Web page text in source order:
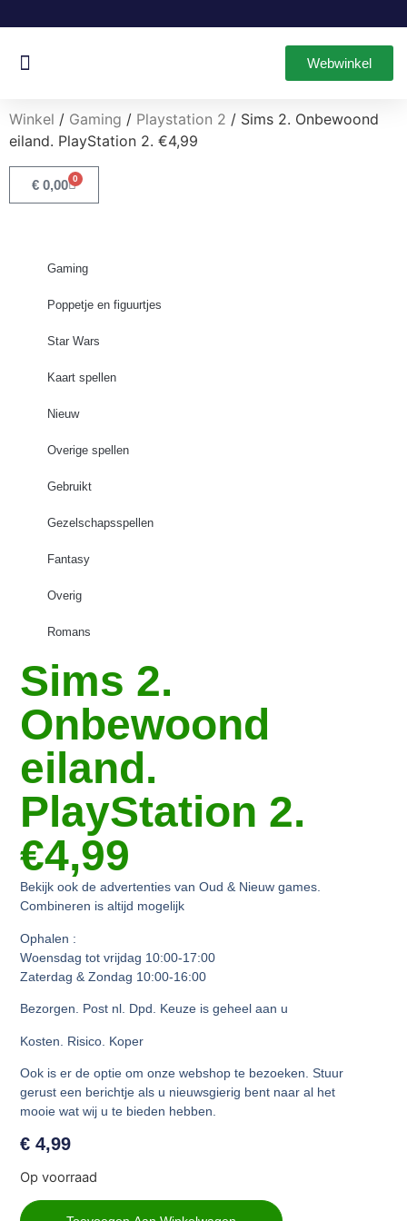
Webwinkel
Winkel / Gaming / Playstation 2 / Sims 2. Onbewoond
eiland. PlayStation 2. €4,99
€ 0,00 0
Gaming
Poppetje en figuurtjes
Star Wars
Kaart spellen
Nieuw
Overige spellen
Gebruikt
Gezelschapsspellen
Fantasy
Overig
Romans
Sims 2.
Onbewoond
eiland.
PlayStation 2.
€4,99
Bekijk ook de advertenties van Oud & Nieuw games.
Combineren is altijd mogelijk
Ophalen :
Woensdag tot vrijdag 10:00-17:00
Zaterdag & Zondag 10:00-16:00
Bezorgen. Post nl. Dpd. Keuze is geheel aan u
Kosten. Risico. Koper
Ook is er de optie om onze webshop te bezoeken. Stuur
gerust een berichtje als u nieuwsgierig bent naar al het
mooie wat wij u te bieden hebben.
€ 4,99
Op voorraad